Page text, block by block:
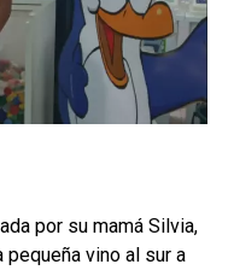
por su mamá Silvia,
pequeña vino al sur a